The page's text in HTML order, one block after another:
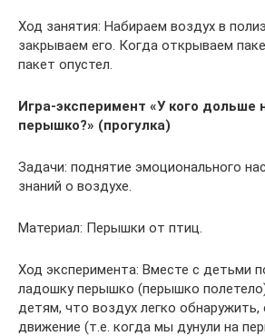
Ход занятия: Набираем воздух в
закрываем его. Когда открываем
пакет опустел.
Игра-эксперимент «У кого дольше
перышко?» (прогулка)
Задачи: поднятие эмоционального
знаний о воздухе.
Материал: Перышки от птиц.
Ход эксперимента: Вместе с детьми
ладошку перышко (перышко
детям, что воздух легко обнаружить,
движение (т.е. когда мы дунули на